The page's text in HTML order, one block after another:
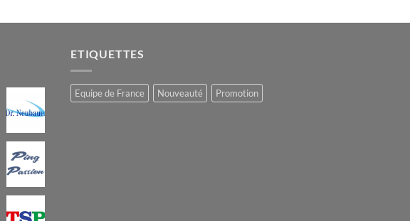
ETIQUETTES
Equipe de France Nouveauté Promotion